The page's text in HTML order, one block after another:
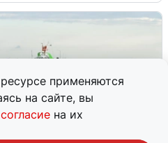
применяются
на сайте, вы
согласие на их